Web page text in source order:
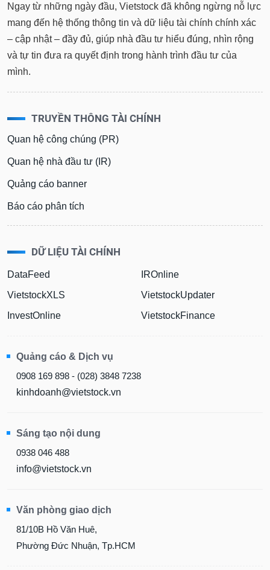
Ngay từ những ngày đầu, Vietstock đã không ngừng nỗ lực
mang đến hệ thống thông tin và dữ liệu tài chính chính xác
– cập nhật – đầy đủ, giúp nhà đầu tư hiểu đúng, nhìn rộng
và tự tin đưa ra quyết định trong hành trình đầu tư của
mình.
TRUYỀN THÔNG TÀI CHÍNH
Quan hệ công chúng (PR)
Quan hệ nhà đầu tư (IR)
Quảng cáo banner
Báo cáo phân tích
DỮ LIỆU TÀI CHÍNH
DataFeed
VietstockXLS
InvestOnline
IROnline
VietstockUpdater
VietstockFinance
Quảng cáo & Dịch vụ
0908 169 898 - (028) 3848 7238
kinhdoanh@vietstock.vn
Sáng tạo nội dung
0938 046 488
info@vietstock.vn
Văn phòng giao dịch
81/10B Hồ Văn Huê,
Phường Đức Nhuận, Tp.HCM